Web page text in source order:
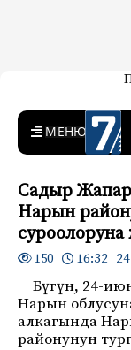
7-
Жаңылыктар —
MENU
Садыр
Нарын
150 16:32
Бүгүн, 24-
Нарын
алкагында
районунун